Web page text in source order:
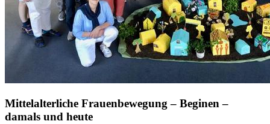
Mittelalterliche Frauenbewegung – Beginen –
damals und heute